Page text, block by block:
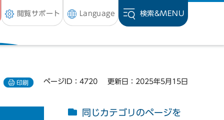
閲覧サポート Language 検索&MENU
印刷 ページID：4720 更新日：2025年5月15日
同じカテゴリのページを